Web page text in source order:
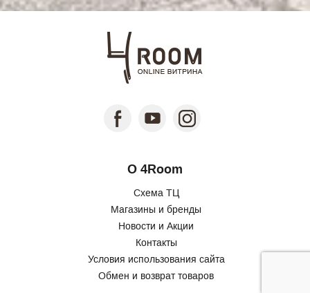
О 4Room
Схема ТЦ
Магазины и бренды
Новости и Акции
Контакты
Условия использования сайта
Обмен и возврат товаров